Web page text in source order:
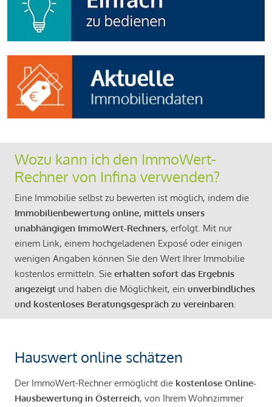
Wozu kann ich den ImmoWert-
Rechner von Infina verwenden?
Eine Immobilie selbst zu bewerten ist möglich, indem die
Immobilienbewertung online, mittels unsers
unabhängigen ImmoWert-Rechners, erfolgt. Mit nur
einem Link, einem hochgeladenen Exposé oder einigen
wenigen Angaben können Sie den Wert Ihrer Immobilie
kostenlos ermitteln. Sie erhalten sofort das Ergebnis
angezeigt und haben die Möglichkeit, ein unverbindliches
und kostenloses Beratungsgespräch zu vereinbaren.
Hauswert online schätzen
Der ImmoWert-Rechner ermöglicht die kostenlose Online-
Hausbewertung in Österreich, von Ihrem Wohnzimmer